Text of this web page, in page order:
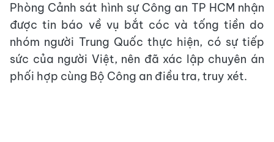
Phòng Cảnh sát hình sự Công an TP HCM nhận
được tin báo về vụ bắt cóc và tống tiền do
nhóm người Trung Quốc thực hiện, có sự tiếp
sức của người Việt, nên đã xác lập chuyên án
phối hợp cùng Bộ Công an điều tra, truy xét.